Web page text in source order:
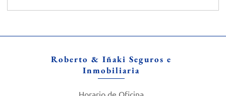
Roberto & Iñaki Seguros e
Inmobiliaria
Horario de Oficina